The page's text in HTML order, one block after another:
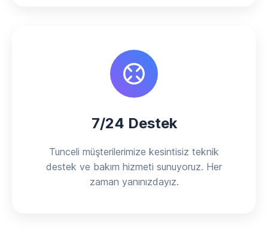
7/24 Destek
Tunceli müşterilerimize kesintisiz teknik
destek ve bakım hizmeti sunuyoruz. Her
zaman yanınızdayız.